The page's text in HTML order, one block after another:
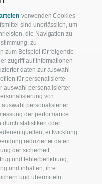
verwenden Cookies
sind unerlässlich, um
die Navigation zu
zu
zum Beispiel für folgende
zugriff auf informationen
daten zur auswahl
für personalisierte
auswahl personalisierter
von
personalisierter
der performance
durch statistiken oder
quellen, entwicklung
reduzierter daten
der sicherheit,
und fehlerbehebung,
und inhalten, ihre
und übermitteln,
SPORT UND
MENGE
SKIFAHREN
WANDERN
HOCHALPINE